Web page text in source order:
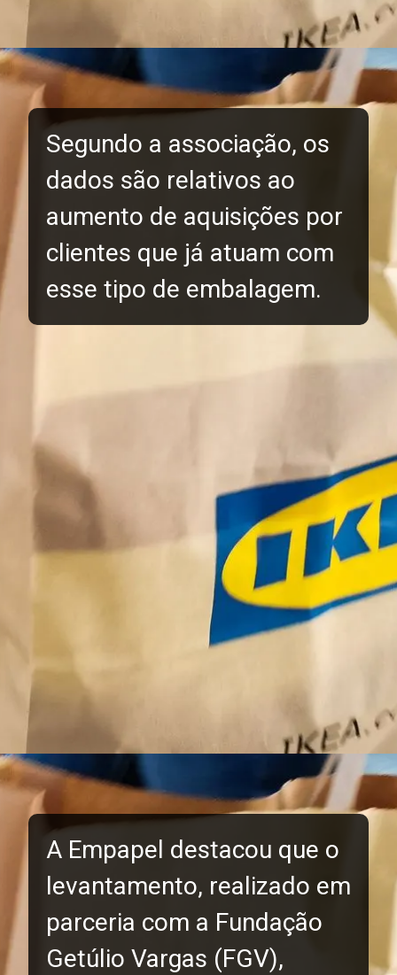
Segundo a associação, os
dados são relativos ao
aumento de aquisições por
clientes que já atuam com
esse tipo de embalagem.
A Empapel destacou que o
levantamento, realizado em
parceria com a Fundação
Getúlio Vargas (FGV),